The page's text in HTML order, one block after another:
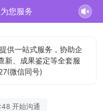
您服务
供一站式服务，协助企
新、成果鉴定等全套服
微信同号)
开始沟通